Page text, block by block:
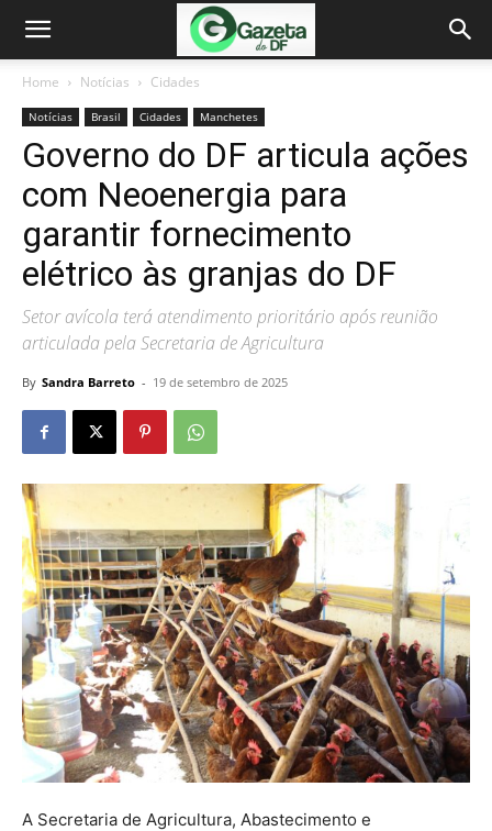
Home Notícias Cidades
Notícias Brasil Cidades Manchetes
Governo do DF articula ações
com Neoenergia para
garantir fornecimento
elétrico às granjas do DF
Setor avícola terá atendimento prioritário após reunião
articulada pela Secretaria de Agricultura
By Sandra Barreto - 19 de setembro de 2025
A Secretaria de Agricultura, Abastecimento e